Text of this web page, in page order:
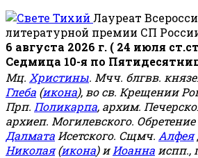
Лауреат
литературной премии СП
6 августа 2026 г. ( 24 июля
Седмица 10-я по
Мц. Христины. Мчч. блгвв.
Глеба (икона), во св. Крещении
Прп. Поликарпа, архим.
архиеп. Могилевского.
Далмата Исетского. Сщмч. Алфея
Николая(икона) иИоанна испп.,